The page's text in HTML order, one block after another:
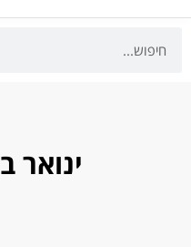
ינואר ב28, 2026